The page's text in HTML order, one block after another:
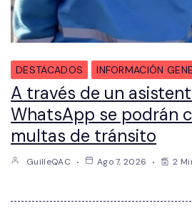
DESTACADOS INFORMACIÓN
A través de un
WhatsApp se podrán
multas de tránsito
GuilleQAC Ago 7, 2026 2